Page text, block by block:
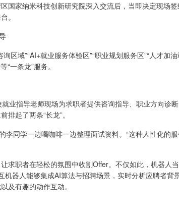
国家纳米科技创新研究院深入交流后，当即决定现场
。
区域”“AI+就业服务体验区”“职业规划服务区”“人才加
一条龙”服务。
业指导老师现场为求职者提供咨询指导、职业方向诊
排起了两条“长龙”。
李同学一边喝咖啡一边整理面试资料。“这种人性化的
求职者在轻松的氛围中收割Offer。不仅如此，机器人
机器人能够集成AI算法与招聘场景，实时分析应聘者背
及有趣的动作互动。